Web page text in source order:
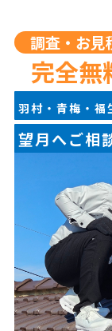
調査・お見
完全無
羽村・青梅・福
望月へご相